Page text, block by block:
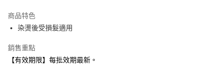
合作金庫商業銀行
華南商業銀行
國泰世華商業銀行
臺灣中小企業銀行
超商取貨付款
Apple Pay
商品特色
染燙後受損髮適用
銷售重點
【有效期限】每批效期最新。